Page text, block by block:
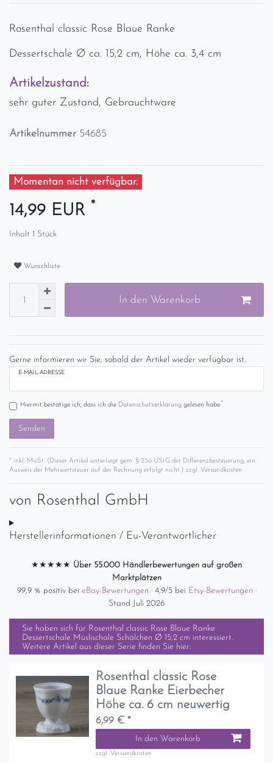
Rosenthal classic Rose Blaue Ranke
Dessertschale Ø ca. 15,2 cm, Höhe ca. 3,4 cm
Artikelzustand:
sehr guter Zustand, Gebrauchtware
Artikelnummer 54685
Momentan nicht verfügbar.
14,99 EUR *
Inhalt 1 Stück
Wunschliste
In den Warenkorb
Gerne informieren wir Sie, sobald der Artikel wieder verfügbar ist.
E-MAIL-ADRESSE
Hiermit bestätige ich, dass ich die Daten­schutz­erklärunggelesen habe.*
Senden
* inkl. MwSt. (Dieser Artikel unterliegt gem. § 25a UStG der Differenzbesteuerung, ein
Ausweis der Mehrwertsteuer auf der Rechnung erfolgt nicht.) zzgl. Versandkosten
von Rosenthal GmbH
Herstellerinformationen / Eu-Verantwortlicher
★★★★★ Über 55.000 Händlerbewertungen auf großen
Marktplätzen
99,9 % positiv bei eBay-Bewertungen · 4,9/5 bei Etsy-Bewertungen ·
Stand Juli 2026
Sie haben sich für Rosenthal classic Rose Blaue Ranke
Dessertschale Müslischale Schälchen Ø 15,2 cm interessiert.
Weitere Artikel aus dieser Serie finden Sie hier:
Rosenthal classic Rose
Blaue Ranke Eierbecher
Höhe ca. 6 cm neuwertig
6,99 € *
In den Warenkorb
zzgl. Versandkosten